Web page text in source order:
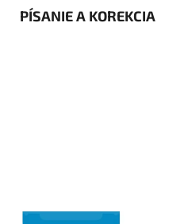
PÍSANIE A KOREKCIA